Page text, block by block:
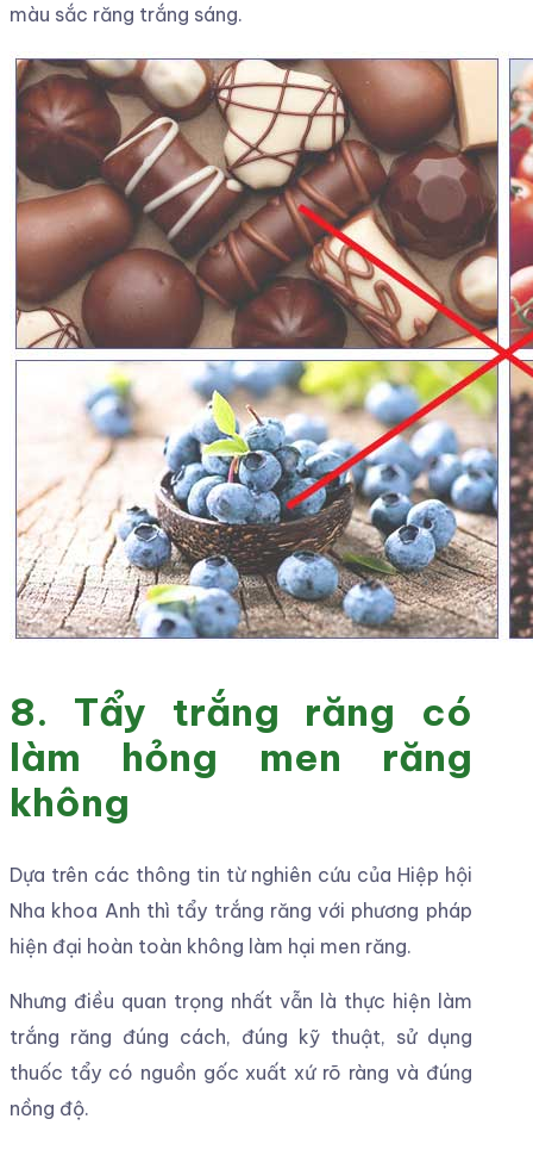
màu sắc răng trắng sáng.
8. Tẩy trắng răng có
làm hỏng men răng
không
Dựa trên các thông tin từ nghiên cứu của Hiệp hội
Nha khoa Anh thì tẩy trắng răng với phương pháp
hiện đại hoàn toàn không làm hại men răng.
Nhưng điều quan trọng nhất vẫn là thực hiện làm
trắng răng đúng cách, đúng kỹ thuật, sử dụng
thuốc tẩy có nguồn gốc xuất xứ rõ ràng và đúng
nồng độ.